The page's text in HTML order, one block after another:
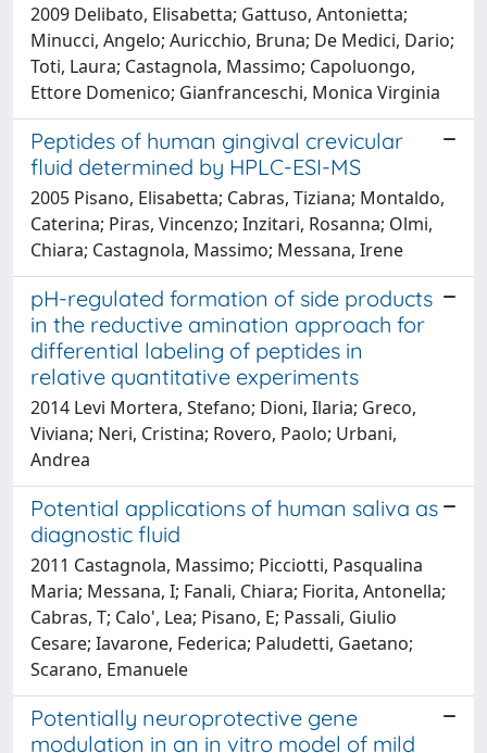
2009 Delibato, Elisabetta; Gattuso, Antonietta;
Minucci, Angelo; Auricchio, Bruna; De Medici, Dario;
Toti, Laura; Castagnola, Massimo; Capoluongo,
Ettore Domenico; Gianfranceschi, Monica Virginia
Peptides of human gingival crevicular
fluid determined by HPLC-ESI-MS
2005 Pisano, Elisabetta; Cabras, Tiziana; Montaldo,
Caterina; Piras, Vincenzo; Inzitari, Rosanna; Olmi,
Chiara; Castagnola, Massimo; Messana, Irene
pH-regulated formation of side products
in the reductive amination approach for
differential labeling of peptides in
relative quantitative experiments
2014 Levi Mortera, Stefano; Dioni, Ilaria; Greco,
Viviana; Neri, Cristina; Rovero, Paolo; Urbani,
Andrea
Potential applications of human saliva as
diagnostic fluid
2011 Castagnola, Massimo; Picciotti, Pasqualina
Maria; Messana, I; Fanali, Chiara; Fiorita, Antonella;
Cabras, T; Calo', Lea; Pisano, E; Passali, Giulio
Cesare; Iavarone, Federica; Paludetti, Gaetano;
Scarano, Emanuele
Potentially neuroprotective gene
modulation in an in vitro model of mild